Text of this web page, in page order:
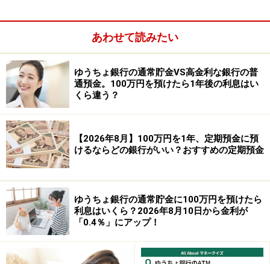
●金利：0.55％
●預入金額：1円以上1000万円未満（1円単位）
②オリックス銀行
●商品名：eダイレクト定期預金～インターネット取引専
用預金～スーパー定期300
●金利：0.50％
●預入期間：1年
●預入金額：300万円以上1000万円未満（1円単位）
※新規口座開設の場合は、優遇金利定期預金キャンペー
ンの対象となる。2024年12月1日までに口座開設した場
合、優遇金利定期預金が作成できる期間は12月2日～1月
5日で、優遇金利は6カ月年1.00％、1年0.70％となる（預
あわせて読みたい
ゆうちょ銀行の通常貯金VS高金利な銀行の普
通預金。100万円を預けたら1年後の利息はい
くら違う？
【2026年8月】100万円を1年、定期預金に預
けるならどの銀行がいい？おすすめの定期預金
ゆうちょ銀行の通常貯金に100万円を預けたら
利息はいくら？2026年8月10日から金利が
「0.4％」にアップ！